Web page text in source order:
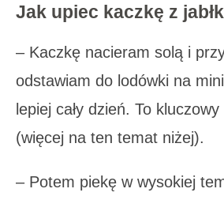
Jak upiec kaczkę z
– Kaczkę nacieram solą i
odstawiam do lodówki na
lepiej cały dzień. To
(więcej na ten temat niżej).
– Potem piekę w wysokiej